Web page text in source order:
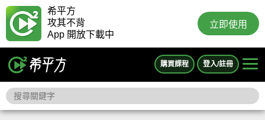
希平方
攻其不背
App 開放下載中
立即使用
購買課程 登入/註冊